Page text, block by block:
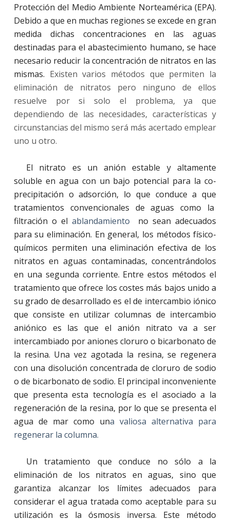
Protección del Medio Ambiente Norteamérica (EPA).
Debido a que en muchas regiones se excede en gran
medida dichas concentraciones en las aguas
destinadas para el abastecimiento humano, se hace
necesario reducir la concentración de nitratos en las
mismas. Existen varios métodos que permiten la
eliminación de nitratos pero ninguno de ellos
resuelve por si solo el problema, ya que
dependiendo de las necesidades, características y
circunstancias del mismo será más acertado emplear
uno u otro.
El nitrato es un anión estable y altamente
soluble en agua con un bajo potencial para la co-
precipitación o adsorción, lo que conduce a que
tratamientos convencionales de aguas como la
filtración o el ablandamiento
no sean adecuados
para su eliminación. En general, los métodos físico-
químicos permiten una eliminación efectiva de los
nitratos en aguas contaminadas, concentrándolos
en una segunda corriente. Entre estos métodos el
tratamiento que ofrece los costes más bajos unido a
su grado de desarrollado es el de intercambio iónico
que consiste en utilizar columnas de intercambio
aniónico es las que el anión nitrato va a ser
intercambiado por aniones cloruro o bicarbonato de
la resina. Una vez agotada la resina, se regenera
con una disolución concentrada de cloruro de sodio
o de bicarbonato de sodio. El principal inconveniente
que presenta esta tecnología es el asociado a la
regeneración de la resina, por lo que se presenta el
agua de mar como una valiosa alternativa para
regenerar la columna.
Un tratamiento que conduce no sólo a la
eliminación de los nitratos en aguas, sino que
garantiza alcanzar los límites adecuados para
considerar el agua tratada como aceptable para su
utilización es la ósmosis inversa. Este método